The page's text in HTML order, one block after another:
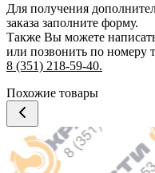
Для получения
заказа заполните форму.
Также Вы можете
или позвонить по номеру
8 (351) 218-59-40.
Похожие товары